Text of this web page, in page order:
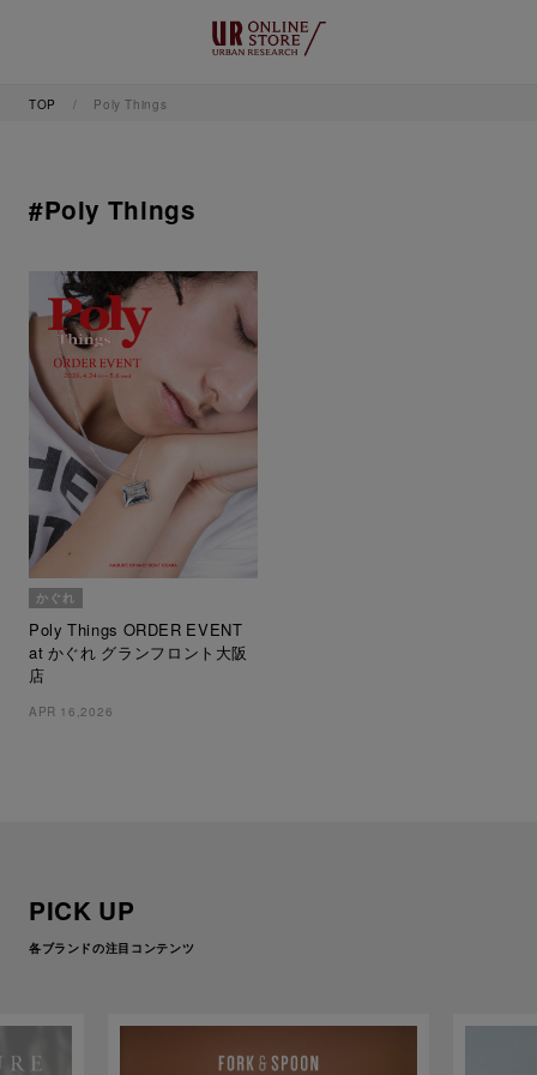
TOP Poly Things
#Poly Things
かぐれ
Poly Things ORDER EVENT
at かぐれ グランフロント大阪
店
APR 16,2026
PICK UP
各ブランドの注目コンテンツ